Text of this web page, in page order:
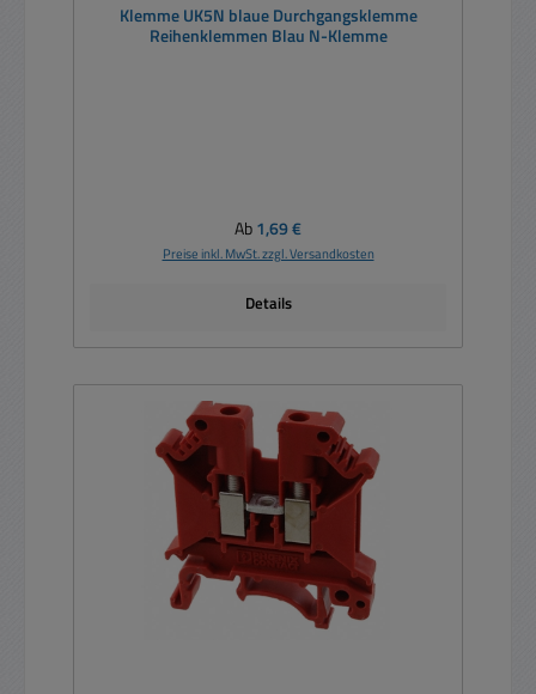
Klemme UK5N blaue Durchgangsklemme
Reihenklemmen Blau N-Klemme
Regulärer Preis:
Ab1,69 €
Preise inkl. MwSt. zzgl. Versandkosten
Details